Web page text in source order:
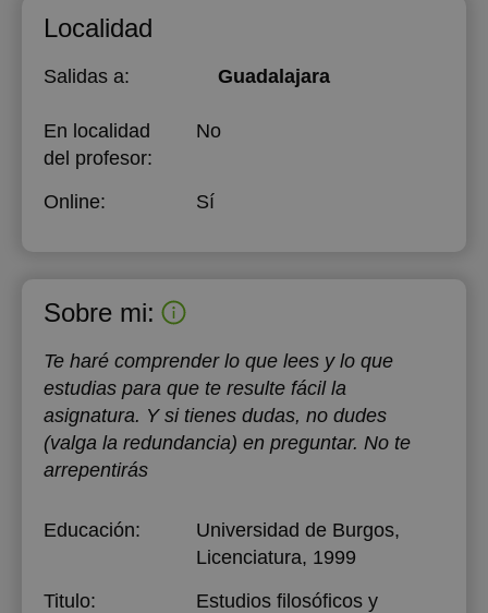
Localidad
Salidas a: Guadalajara
En localidad
del profesor:
No
Online: Sí
Sobre mi:
Te haré comprender lo que lees y lo que
estudias para que te resulte fácil la
asignatura. Y si tienes dudas, no dudes
(valga la redundancia) en preguntar. No te
arrepentirás
Educación: Universidad de Burgos,
Licenciatura, 1999
Titulo:
Estudios filosóficos y